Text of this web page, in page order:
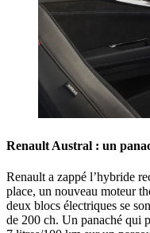
Renault Austral : un
Renault a zappé l’hybride
place, un nouveau moteur
deux blocs électriques se
de 200 ch. Un panaché qui